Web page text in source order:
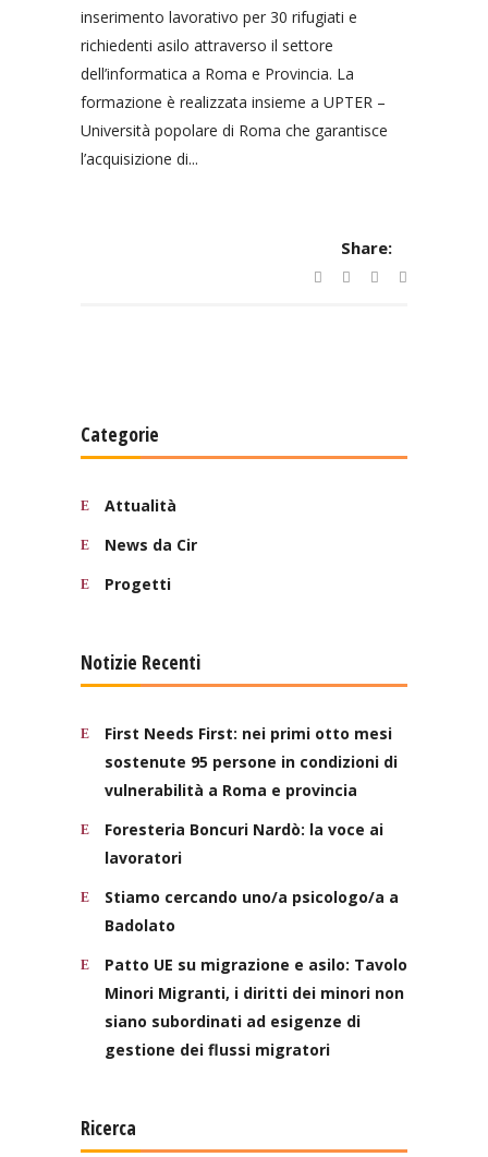
inserimento lavorativo per 30 rifugiati e
richiedenti asilo attraverso il settore
dell’informatica a Roma e Provincia. La
formazione è realizzata insieme a UPTER –
Università popolare di Roma che garantisce
l’acquisizione di...
Share:
Categorie
Attualità
News da Cir
Progetti
Notizie Recenti
First Needs First: nei primi otto mesi
sostenute 95 persone in condizioni di
vulnerabilità a Roma e provincia
Foresteria Boncuri Nardò: la voce ai
lavoratori
Stiamo cercando uno/a psicologo/a a
Badolato
Patto UE su migrazione e asilo: Tavolo
Minori Migranti, i diritti dei minori non
siano subordinati ad esigenze di
gestione dei flussi migratori
Ricerca